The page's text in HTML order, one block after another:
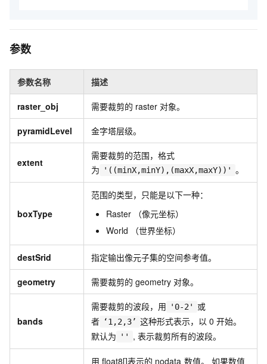
参数
参数名称 描述
raster_obj 需要裁剪的 raster 对象。
pyramidLevel 金字塔层级。
extent
需要裁剪的范围，格式
为
'((minX,minY),(maxX,maxY))' 。
boxType
范围的类型，只能是以下一种：
Raster （像元坐标）
World （世界坐标）
destSrid 指定输出像元子集的空间参考值。
geometry 需要裁剪的 geometry 对象。
bands
需要裁剪的波段，用 '0-2'
或
者 ‘1,2,3’ 这种形式表示，以 0 开始。
默认为
'' , 表示裁剪所有的波段。
用 float8[]表示的 nodata 数值。 如果数值